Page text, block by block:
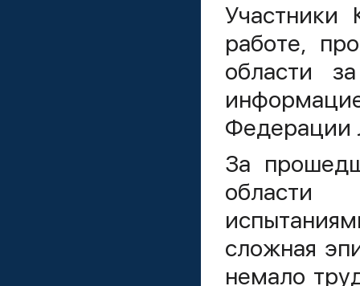
Участники
работе,
области
Федерации
За
области
сложная
немало